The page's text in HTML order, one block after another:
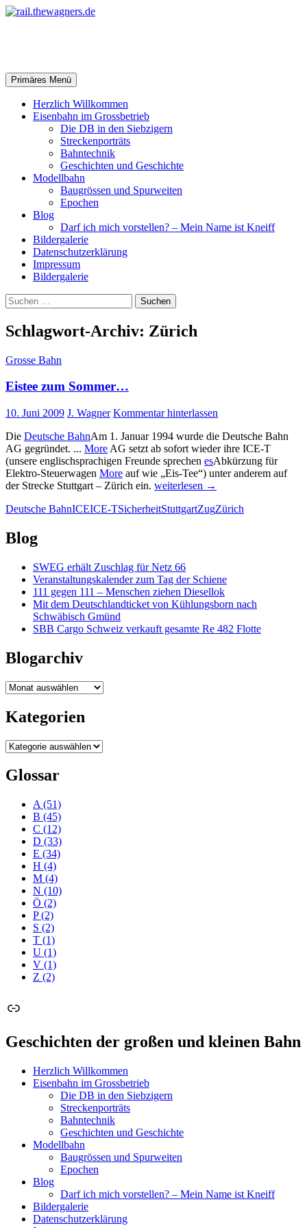
Zum
Suchen
Primäres Menü
Herzlich Willkommen
Eisenbahn im Grossbetrieb
Die DB in den Siebzigern
Streckenporträts
Bahntechnik
Geschichten und Geschichte
Modellbahn
Baugrössen und Spurweiten
Epochen
Blog
Darf ich mich vorstellen? – Mein Name ist Kneiff
Bildergalerie
Datenschutzerklärung
Impressum
Bildergalerie
Suchen
nach:
Schlagwort-Archiv: Zürich
Grosse Bahn
Eistee zum Sommer…
10. Juni 2009 J. Wagner Kommentar hinterlassen
Die Deutsche BahnAm 1. Januar 1994 wurde die Deutsche Bahn
AG gegründet. ... More AG setzt ab sofort wieder ihre ICE-T
(unsere englischsprachigen Freunde sprechen esAbkürzung für
Elektro-Steuerwagen More auf wie „Eis-Tee“) unter anderem auf
der Strecke Stuttgart – Zürich ein. Eistee
Sommer…
weiterlesen →
Deutsche BahnICEICE-TSicherheitStuttgartZugZürich
Blog
SWEG erhält Zuschlag für Netz 66
Veranstaltungskalender zum Tag der Schiene
111 gegen 111 – Menschen ziehen Diesellok
Mit dem Deutschlandticket von Kühlungsborn nach
Schwäbisch Gmünd
SBB Cargo Schweiz verkauft gesamte Re 482 Flotte
Blogarchiv
Blogarchiv
Kategorien
Kategorien
Glossar
A (51)
B (45)
C (12)
D (33)
E (34)
H (4)
M (4)
N (10)
Ö (2)
P(2)
S (2)
T (1)
U (1)
V (1)
Z (2)
Link
Geschichten der großen und kleinen Bahn
Herzlich Willkommen
Eisenbahn im Grossbetrieb
Die DB in den Siebzigern
Streckenporträts
Bahntechnik
Geschichten und Geschichte
Modellbahn
Baugrössen und Spurweiten
Epochen
Blog
Darf ich mich vorstellen? – Mein Name ist Kneiff
Bildergalerie
Datenschutzerklärung